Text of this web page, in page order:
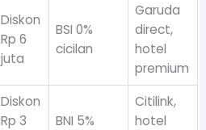
Diskon
Rp 6
juta
BSI 0%
cicilan
Garuda
direct,
hotel
premium
Diskon
Rp 3
BNI 5%
Citilink,
hotel